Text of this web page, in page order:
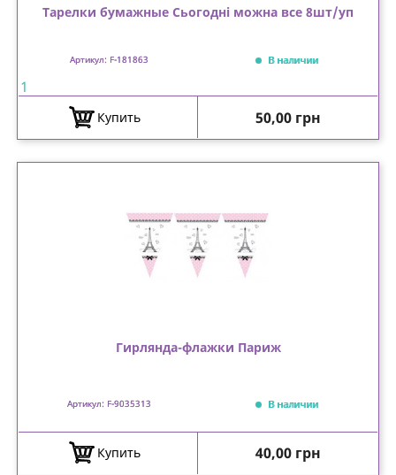
Тарелки бумажные Сьогодні можна все 8шт/уп
Артикул: F-181863 В наличии
1
Купить Цена
50,00 грн
Гирлянда-флажки Париж
Артикул: F-9035313 В наличии
Купить Цена
40,00 грн